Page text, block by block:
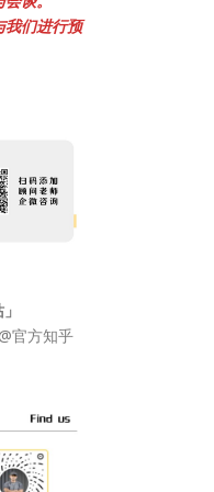
我们进行预
@官方知乎